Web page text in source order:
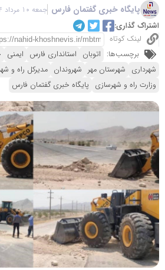
پایگاه خبری گفتمان فارس جمعه 10 مرداد 1404 - 08:08
اشتراک گذاری:
لینک کوتاه
برچسب‌ها: اتوبان استانداری فارس ایمنی
شهرداری شهرستان مهر شهروندان مديركل راه و
وزارت راه و شهرسازی پایگاه خبری گفتمان فارس